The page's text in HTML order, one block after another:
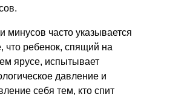
минусов часто указывается
что ребенок, спящий на
ярусе, испытывает
давление и
себя тем, кто спит